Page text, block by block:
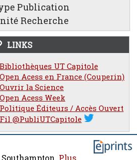
Publication
Recherche
LINKS
Bibliothèques UT Capitole
Open Acess en France (Couperin)
Ouvrir la Science
Open Acess Week
Politique Éditeurs / Accès Ouvert
Fil @PubliUTCapitole